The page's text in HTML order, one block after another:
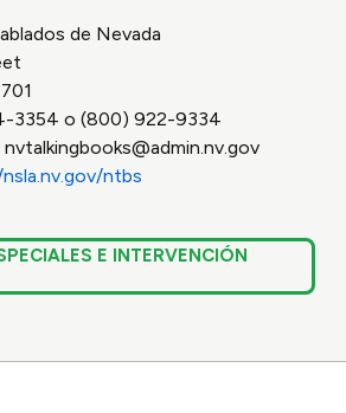
de Nevada
3354 o (800) 922-9334
nvtalkingbooks@admin.nv.gov
ntbs
E INTERVENCIÓN